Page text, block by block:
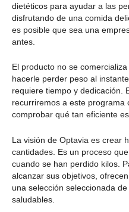
dietéticos para ayudar a las
disfrutando de una comida
es posible que sea una
antes.
El producto no se
hacerle perder peso al
requiere tiempo y dedicación.
recurriremos a este programa
comprobar qué tan eficiente
La visión de Optavia es crear
cantidades. Es un proceso
cuando se han perdido kilos.
alcanzar sus objetivos,
una selección seleccionada
saludables.